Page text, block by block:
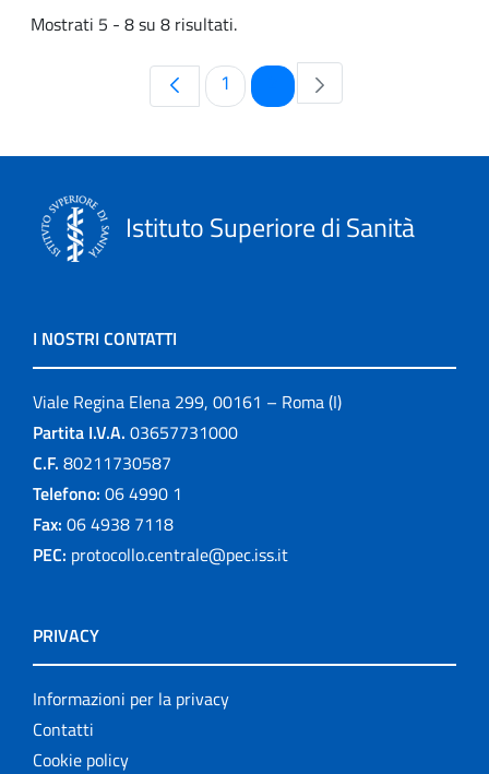
Mostrati 5 - 8 su 8 risultati.
Pagina
1 Pagina
Istituto Superiore di Sanità
I NOSTRI CONTATTI
Viale Regina Elena 299, 00161 – Roma (I)
Partita I.V.A. 03657731000
C.F. 80211730587
Telefono: 06 4990 1
Fax: 06 4938 7118
PEC: protocollo.centrale@pec.iss.it
PRIVACY
Informazioni per la privacy
Contatti
Cookie policy